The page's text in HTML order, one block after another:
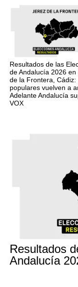
Resultados de las
de Andalucía 2026 en
de la Frontera, Cádiz:
populares vuelven a
Adelante Andalucía
VOX
Resultados
Andalucía